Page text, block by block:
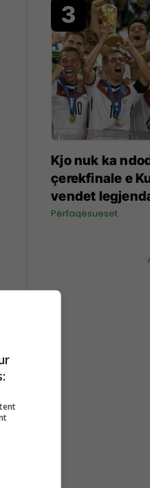
Kjo nuk ka
çerekfinale e
vendet
Përfaqësueset